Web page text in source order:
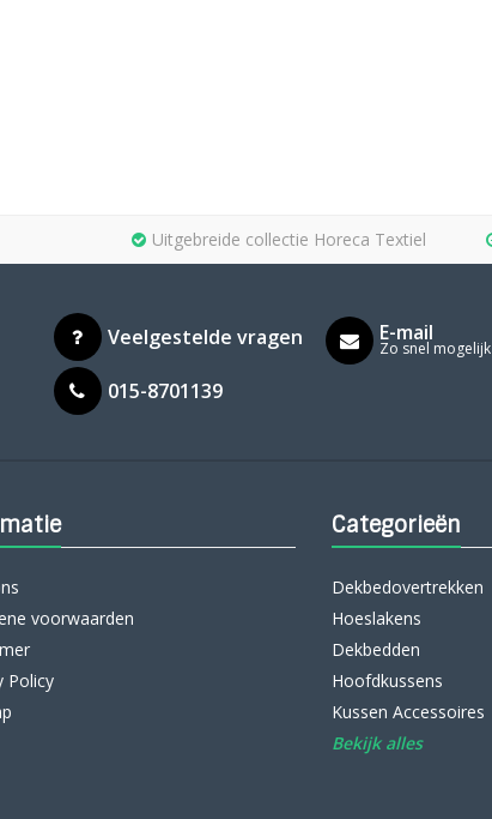
Uitgebreide collectie Horeca Textiel
Veelgestelde vragen
015-8701139
E-mail
Zo snel mogelijk
voorwaarden
Policy
Categorieën
Dekbedovertrekken
Hoeslakens
Dekbedden
Hoofdkussens
Kussen Accessoires
Bekijk alles